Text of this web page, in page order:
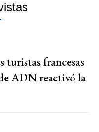
turistas francesas
ADN reactivó la